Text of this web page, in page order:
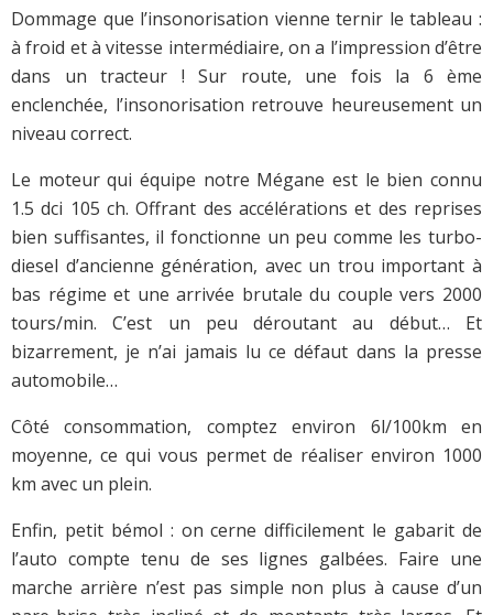
Dommage que l’insonorisation vienne ternir le tableau :
à froid et à vitesse intermédiaire, on a l’impression d’être
dans un tracteur ! Sur route, une fois la 6 ème
enclenchée, l’insonorisation retrouve heureusement un
niveau correct.
Le moteur qui équipe notre Mégane est le bien connu
1.5 dci 105 ch. Offrant des accélérations et des reprises
bien suffisantes, il fonctionne un peu comme les turbo-
diesel d’ancienne génération, avec un trou important à
bas régime et une arrivée brutale du couple vers 2000
tours/min. C’est un peu déroutant au début… Et
bizarrement, je n’ai jamais lu ce défaut dans la presse
automobile…
Côté consommation, comptez environ 6l/100km en
moyenne, ce qui vous permet de réaliser environ 1000
km avec un plein.
Enfin, petit bémol : on cerne difficilement le gabarit de
l’auto compte tenu de ses lignes galbées. Faire une
marche arrière n’est pas simple non plus à cause d’un